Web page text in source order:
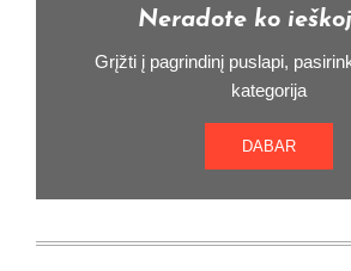
Neradote ko
Grįžti į pagrindinį puslapi,
kategorija
DABAR